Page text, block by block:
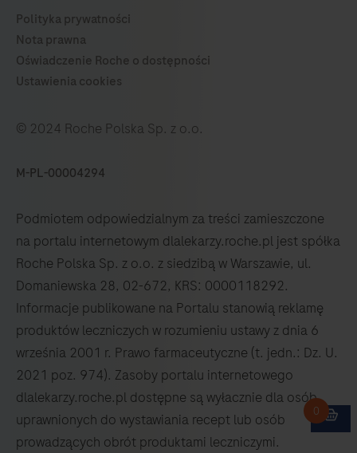
© 2024 Roche Polska Sp. z o.o.
M-PL-00004294
Podmiotem odpowiedzialnym za treści zamieszczone
na portalu internetowym dlalekarzy.roche.pl jest spółka
Roche Polska Sp. z o.o. z siedzibą w Warszawie, ul.
Domaniewska 28, 02-672, KRS: 0000118292.
Informacje publikowane na Portalu stanowią reklamę
produktów leczniczych w rozumieniu ustawy z dnia 6
września 2001 r. Prawo farmaceutyczne (t. jedn.: Dz. U.
2021 poz. 974). Zasoby portalu internetowego
dlalekarzy.roche.pl dostępne są wyłacznie dla osób
uprawnionych do wystawiania recept lub osób
prowadzących obrót produktami leczniczymi.